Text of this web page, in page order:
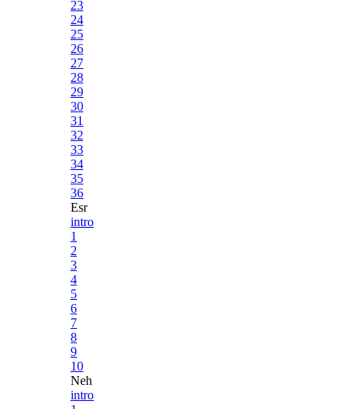
23
24
25
26
27
28
29
30
31
32
33
34
35
36
Esr
intro
1
2
3
4
5
6
7
8
9
10
Neh
intro